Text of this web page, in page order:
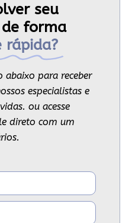
seu
forma
rápida?
abaixo para receber
especialistas e
ou acesse
direto com um